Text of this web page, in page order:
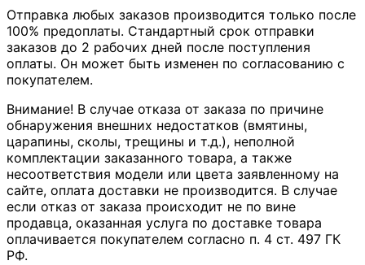
Отправка любых заказов производится только после
100% предоплаты. Стандартный срок отправки
заказов до 2 рабочих дней после поступления
оплаты. Он может быть изменен по согласованию с
покупателем.
Внимание! В случае отказа от заказа по причине
обнаружения внешних недостатков (вмятины,
царапины, сколы, трещины и т.д.), неполной
комплектации заказанного товара, а также
несоответствия модели или цвета заявленному на
сайте, оплата доставки не производится. В случае
если отказ от заказа происходит не по вине
продавца, оказанная услуга по доставке товара
оплачивается покупателем согласно п. 4 ст. 497 ГК
РФ.